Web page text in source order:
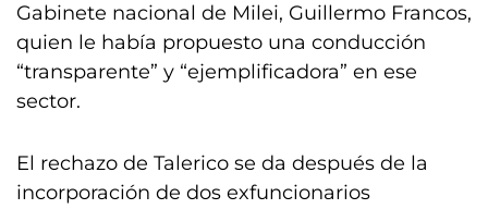
Gabinete nacional de Milei, Guillermo Francos,
quien le había propuesto una conducción
“transparente” y “ejemplificadora” en ese
sector.
El rechazo de Talerico se da después de la
incorporación de dos exfuncionarios